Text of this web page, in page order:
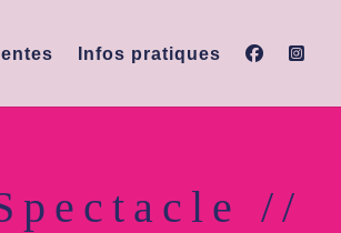
Infos pratiques
//